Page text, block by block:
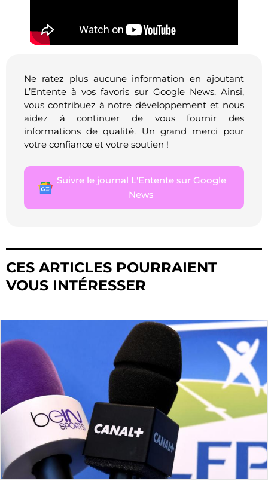
Ne ratez plus aucune information en ajoutant
L’Entente à vos favoris sur Google News. Ainsi,
vous contribuez à notre développement et nous
aidez à continuer de vous fournir des
informations de qualité. Un grand merci pour
votre confiance et votre soutien !
Suivre le journal L'Entente sur Google
News
CES ARTICLES POURRAIENT
VOUS INTÉRESSER